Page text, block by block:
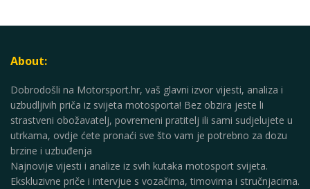
About:
Dobrodošli na Motorsport.hr, vaš glavni izvor vijesti, analiza i
uzbudljivih priča iz svijeta motosporta! Bez obzira jeste li
strastveni obožavatelj, povremeni pratitelj ili sami sudjelujete u
utrkama, ovdje ćete pronaći sve što vam je potrebno za dozu
brzine i uzbuđenja
Najnovije vijesti i analize iz svih kutaka motosport svijeta.
Ekskluzivne priče i intervjue s vozačima, timovima i stručnjacima.